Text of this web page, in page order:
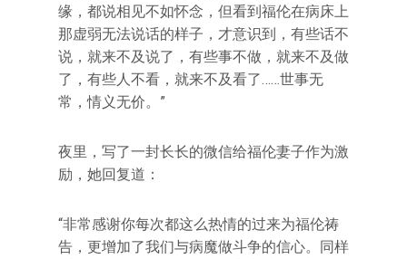
缘，都说相见不如怀念，但看到福伦在病床上
那虚弱无法说话的样子，才意识到，有些话不
说，就来不及说了，有些事不做，就来不及做
了，有些人不看，就来不及看了……世事无
常，情义无价。”
夜里，写了一封长长的微信给福伦妻子作为激
励，她回复道：
“非常感谢你每次都这么热情的过来为福伦祷
告，更增加了我们与病魔做斗争的信心。同样